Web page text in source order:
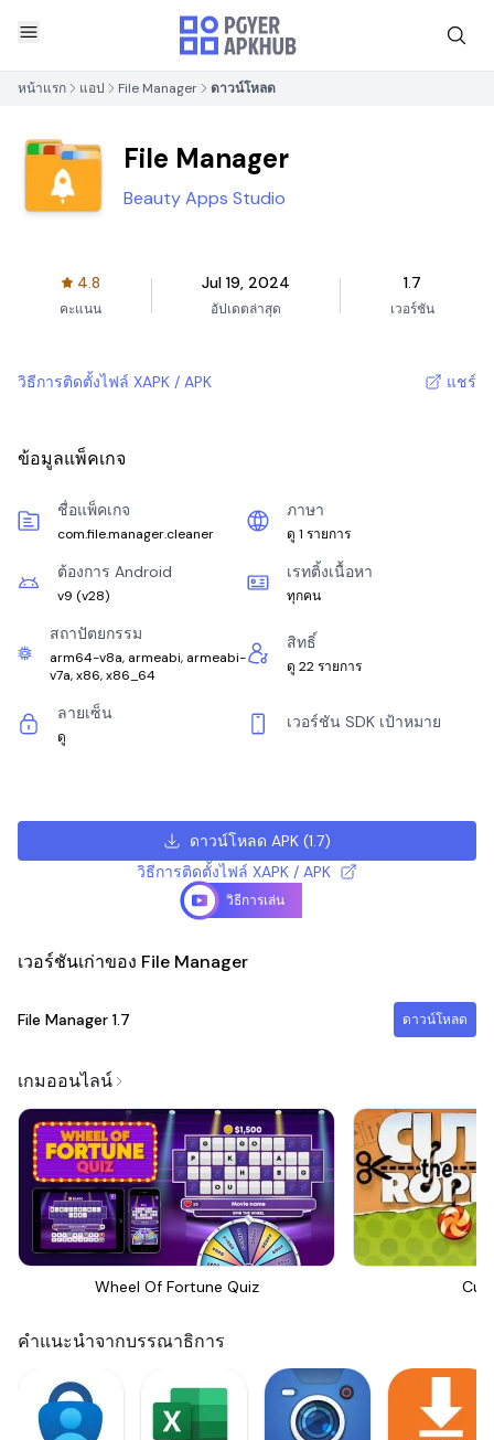
หน้าแรก แอป File Manager ดาวน์โหลด
File Manager
Beauty Apps Studio
4.8
คะแนน
Jul 19, 2024
อัปเดตล่าสุด
1.7
เวอร์ชัน
วิธีการติดตั้งไฟล์ XAPK / APK แชร์
ข้อมูลแพ็คเกจ
ชื่อแพ็คเกจ
com.file.manager.cleaner
ภาษา
ดู 1 รายการ
ต้องการ Android
v9 (v28)
เรทติ้งเนื้อหา
ทุกคน
สถาปัตยกรรม
arm64-v8a, armeabi, armeabi-
v7a, x86, x86_64
สิทธิ์
ดู 22 รายการ
ลายเซ็น
ดู
เวอร์ชัน SDK เป้าหมาย
ดาวน์โหลด APK(1.7)
วิธีการติดตั้งไฟล์ XAPK / APK
วิธีการเล่น
เวอร์ชันเก่าของ File Manager
File Manager 1.7 ดาวน์โหลด
เกมออนไลน์
Wheel Of Fortune Quiz Cut
คำแนะนำจากบรรณาธิการ